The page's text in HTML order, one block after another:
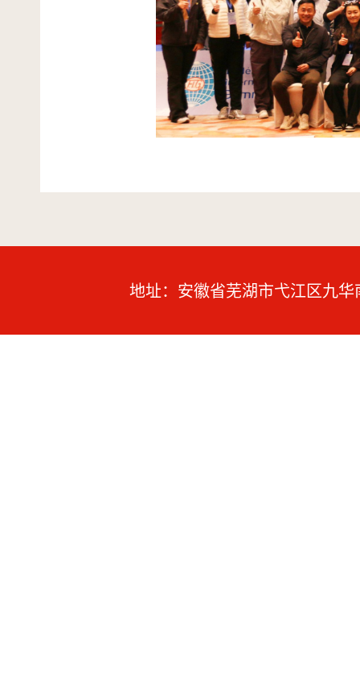
地址：安徽省芜湖市弋江